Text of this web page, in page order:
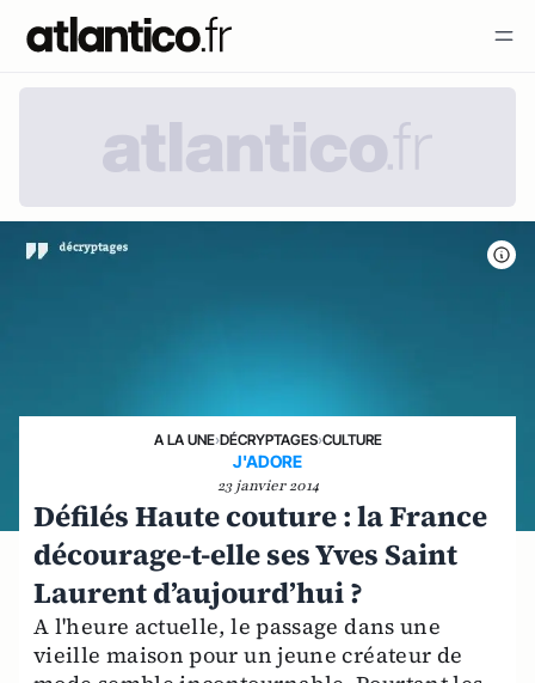
A LA UNE›DÉCRYPTAGES›CULTURE
J'ADORE
23 janvier 2014
Défilés Haute couture : la France
décourage-t-elle ses Yves Saint
Laurent d’aujourd’hui ?
A l'heure actuelle, le passage dans une
vieille maison pour un jeune créateur de